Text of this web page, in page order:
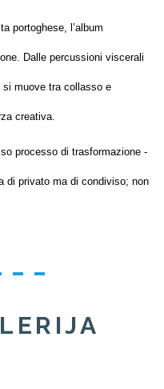
portoghese, l’album
Dalle percussioni viscerali
muove tra collasso e
creativa.
processo di trasformazione -
di privato ma di condiviso; non